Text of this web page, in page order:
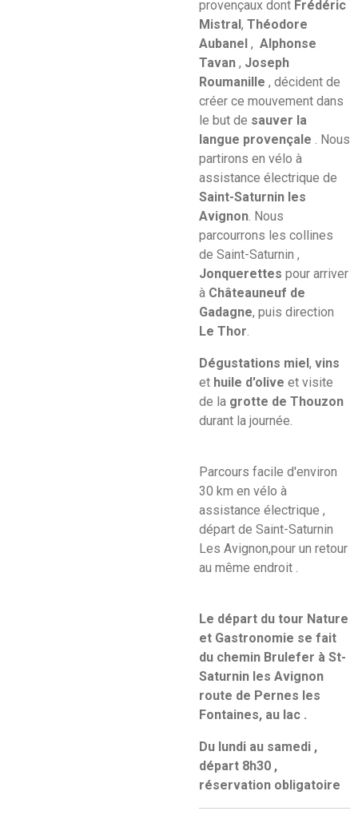
provençaux dont Frédéric
Mistral, Théodore
Aubanel , Alphonse
Tavan , Joseph
Roumanille , décident de
créer ce mouvement dans
le but de sauver la
langue provençale . Nous
partirons en vélo à
assistance électrique de
Saint-Saturnin les
Avignon. Nous
parcourrons les collines
de Saint-Saturnin ,
Jonquerettes pour arriver
à Châteauneuf de
Gadagne, puis direction
Le Thor.
Dégustations miel, vins
et huile d'olive et visite
de la grotte de Thouzon
durant la journée.
Parcours facile d'environ
30 km en vélo à
assistance électrique ,
départ de Saint-Saturnin
Les Avignon,pour un retour
au même endroit .
Le départ du tour Nature
et Gastronomie se fait
du chemin Brulefer à St-
Saturnin les Avignon
route de Pernes les
Fontaines, au lac .
Du lundi au samedi ,
départ 8h30 ,
réservation obligatoire